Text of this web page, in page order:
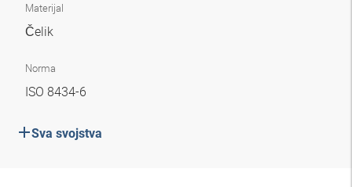
Materijal
Čelik
Norma
ISO 8434-6
Sva svojstva